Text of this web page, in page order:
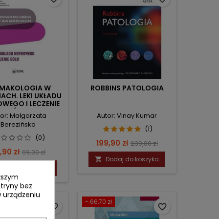
W
LEKI UKŁADU
I LECZENIE
BÓLU.
Małgorzata
Berezińska
(0)
zł Cena
podstawowa
69,00 zł
ROBBINS PATOLOGIA
Autor: Vinay Kumar
(1)
Cena
199,90 zł Cena
podstawowa
239,00 zł
 Dodaj do koszyka
favorite_border
- 66,70 zł
favorite_border
bez